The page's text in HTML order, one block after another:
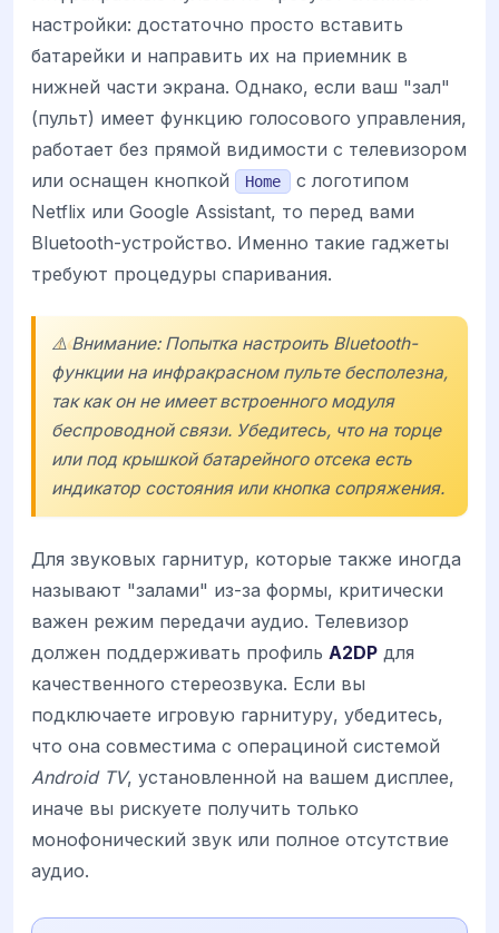
настройки: достаточно просто вставить
батарейки и направить их на приемник в
нижней части экрана. Однако, если ваш "зал"
(пульт) имеет функцию голосового управления,
работает без прямой видимости с телевизором
или оснащен кнопкой
Home
с логотипом
Netflix или Google Assistant, то перед вами
Bluetooth-устройство. Именно такие гаджеты
требуют процедуры спаривания.
⚠️ Внимание: Попытка настроить Bluetooth-
функции на инфракрасном пульте бесполезна,
так как он не имеет встроенного модуля
беспроводной связи. Убедитесь, что на торце
или под крышкой батарейного отсека есть
индикатор состояния или кнопка сопряжения.
Для звуковых гарнитур, которые также иногда
называют "залами" из-за формы, критически
важен режим передачи аудио. Телевизор
должен поддерживать профиль A2DP для
качественного стереозвука. Если вы
подключаете игровую гарнитуру, убедитесь,
что она совместима с операциной системой
Android TV, установленной на вашем дисплее,
иначе вы рискуете получить только
монофонический звук или полное отсутствие
аудио.